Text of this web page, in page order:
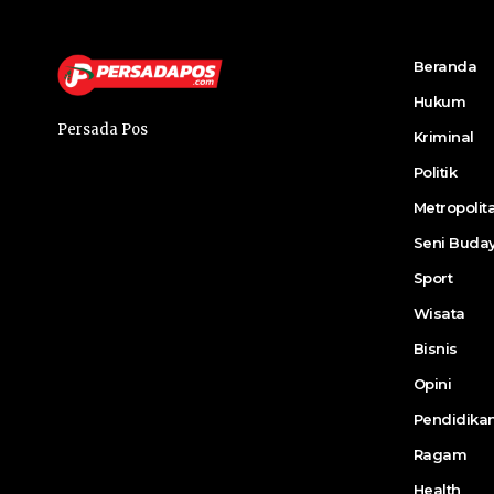
Persada Pos
Beranda
Hukum
Kriminal
Politik
Seni
Sport
Wisata
Bisnis
Opini
Ragam
Health